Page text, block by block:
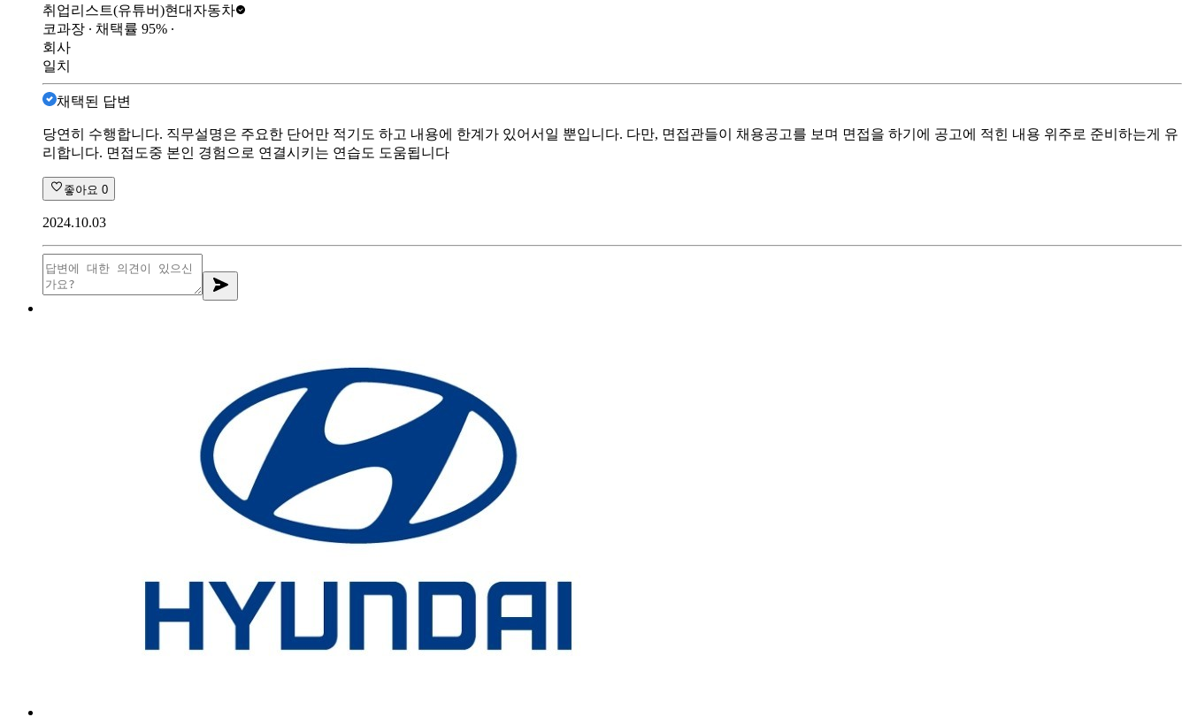
취업리스트(유튜버)현대자동차
코과장 ∙ 채택률 95% ∙
회사
일치
채택된 답변
당연히 수행합니다. 직무설명은 주요한 단어만 적기도 하고 내용에 한계가 있어서일 뿐입니다. 다만, 면접관들이 채용공고를 보며 면접을 하기에 공고에 적힌 내용 위주로 준비하는게 유
리합니다. 면접도중 본인 경험으로 연결시키는 연습도 도움됩니다
좋아요 0
2024.10.03